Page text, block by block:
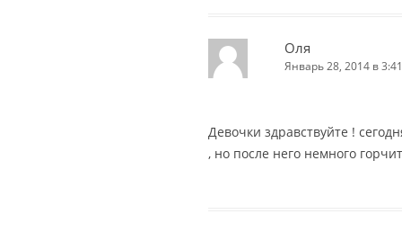
Оля
Январь 28, 2014 в
Девочки здравствуйте !
, но после него немного